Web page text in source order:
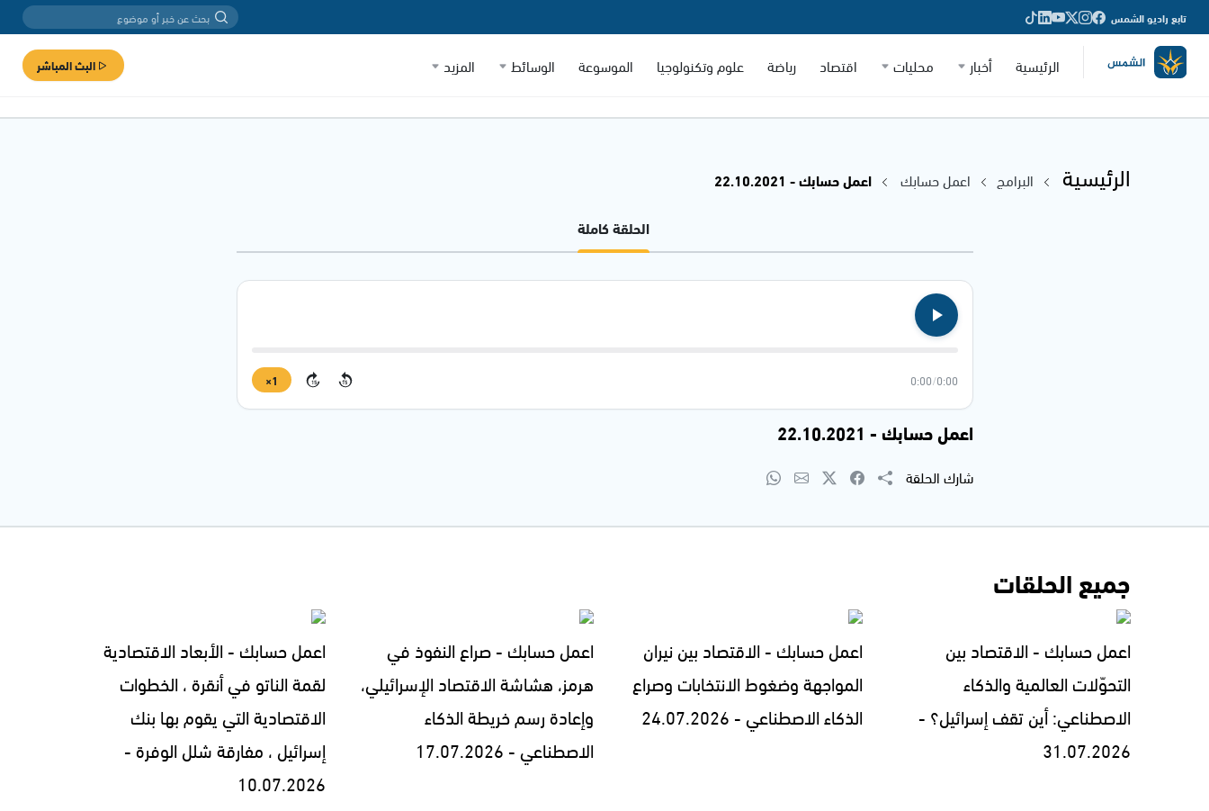
تابع راديو الشمس
الرئيسية أخبار محليات اقتصاد رياضة علوم وتكنولوجيا الموسوعة الوسائط المزيد البث المباشر
الرئيسية البرامج اعمل حسابك
اعمل حسابك - 22.10.2021
الحلقة كاملة
0:00
/
0:00
15
15
1×
اعمل حسابك - 22.10.2021
شارك الحلقة
جميع الحلقات
اعمل حسابك - الاقتصاد بين
التحوّلات العالمية والذكاء
الاصطناعي: أين تقف إسرائيل؟ -
31.07.2026
اعمل حسابك - الاقتصاد بين نيران
المواجهة وضغوط الانتخابات وصراع
الذكاء الاصطناعي - 24.07.2026
اعمل حسابك - صراع النفوذ في
هرمز، هشاشة الاقتصاد الإسرائيلي،
وإعادة رسم خريطة الذكاء
الاصطناعي - 17.07.2026
اعمل حسابك - الأبعاد الاقتصادية
لقمة الناتو في أنقرة ، الخطوات
الاقتصادية التي يقوم بها بنك
إسرائيل ، مفارقة شلل الوفرة -
10.07.2026